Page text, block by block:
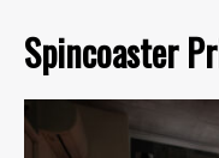
Spincoaster